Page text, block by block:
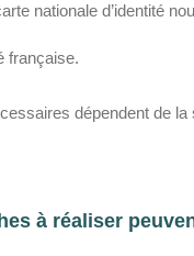
nationale d’identité
française.
dépendent de
à réaliser